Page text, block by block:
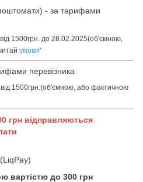
- за тарифами
1500грн. до 28.02.2025(об'ємною,
умови*
перевізника
1500грн.(об'ємною, або фактичною
грн відправляються
вартістю до 300 грн